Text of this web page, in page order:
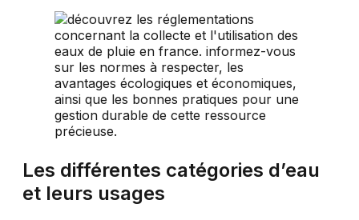
Les différentes catégories d’eau
et leurs usages